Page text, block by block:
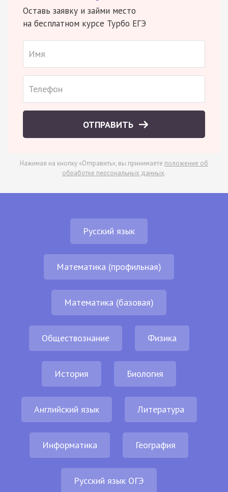
Оставь заявку и займи место
на бесплатном курсе Турбо ЕГЭ
ОТПРАВИТЬ
Нажимая на кнопку «Отправить», вы принимаете положение об
обработке персональных данных.
Русский язык
Математика (профильная)
Математика (базовая)
Обществознание Физика
История Биология
Английский язык Литература
Информатика География
Русский язык ОГЭ